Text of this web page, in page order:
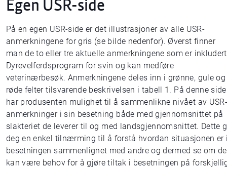
Egen USR-side
På en egen USR-side er det illustrasjoner av alle USR-
anmerkningene for gris (se bilde nedenfor). Øverst finner
man de to eller tre aktuelle anmerkningene som er
Dyrevelferdsprogram for svin og kan medføre
veterinærbesøk. Anmerkningene deles inn i grønne, gule og
røde felter tilsvarende beskrivelsen i tabell 1. På denne
har produsenten mulighet til å sammenlikne nivået av USR-
anmerkninger i sin besetning både med gjennomsnittet på
slakteriet de leverer til og med landsgjennomsnittet. Dette
deg en enkel tilnærming til å forstå hvordan situasjonen er
besetningen sammenlignet med andre og dermed se om
kan være behov for å gjøre tiltak i besetningen på